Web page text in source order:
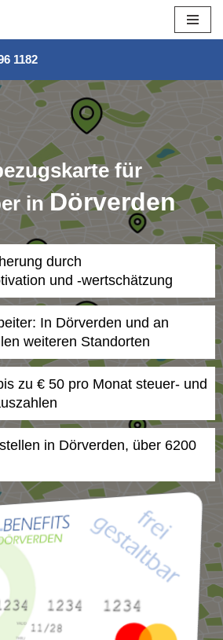
1182
für
inDörverden
durch
und -wertschätzung
In Dörverden und an
weiteren Standorten
zu € 50 pro Monat steuer- und
in Dörverden, über 6200